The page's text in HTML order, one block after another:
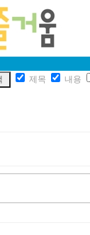
제목 내용